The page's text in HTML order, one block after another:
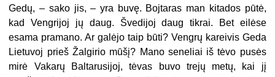
Gedų, – sako jis, – yra buvę. Bojtaras man kitados pūtė,
kad Vengrijoj jų daug. Švedijoj daug tikrai. Bet eilėse
esama pramano. Ar galėjo taip būti? Vengrų kareivis Geda
Lietuvoj prieš Žalgirio mūšį? Mano seneliai iš tėvo pusės
mirė Vakarų Baltarusijoj, tėvas buvo trejų metų, kai jį